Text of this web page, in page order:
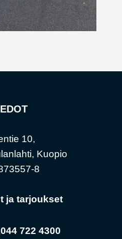
10,
Kuopio
8
ja tarjoukset
044 722 4300